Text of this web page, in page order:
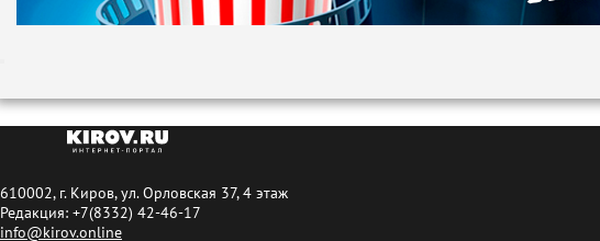
610002, г. Киров, ул. Орловская 37, 4 этаж
Редакция: +7(8332) 42-46-17
info@kirov.online